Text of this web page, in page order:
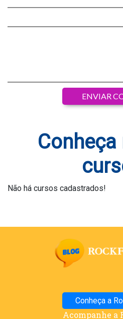
Não há cursos cadastrados!
Conheça a
Acompanhe a